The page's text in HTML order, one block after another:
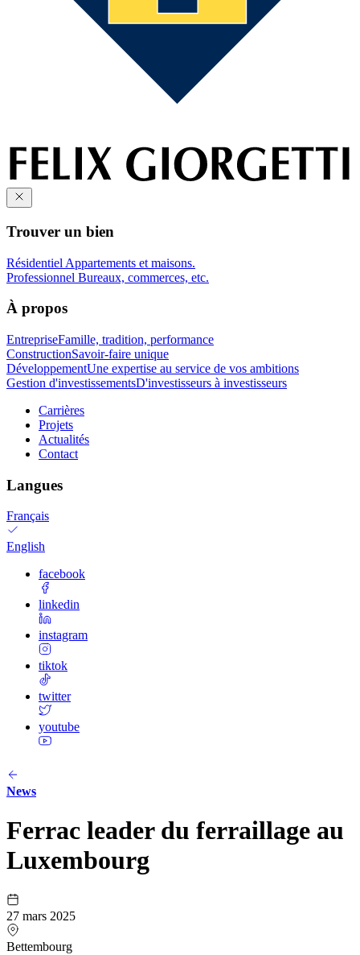
Trouver un bien
Résidentiel Appartements et maisons.
Professionnel Bureaux, commerces, etc.
À propos
EntrepriseFamille, tradition, performance
ConstructionSavoir-faire unique
DéveloppementUne expertise au service de vos ambitions
Gestion d'investissementsD'investisseurs à investisseurs
Carrières
Projets
Actualités
Contact
Langues
Français
English
facebook
linkedin
instagram
tiktok
twitter
youtube
News
Ferrac leader du ferraillage au
Luxembourg
27 mars 2025
Bettembourg